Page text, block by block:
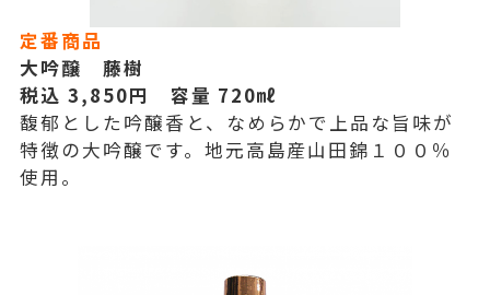
定番商品
大吟醸 藤樹
税込 3,850円 容量 720㎖
馥郁とした吟醸香と、なめらかで上品な旨味が
特徴の大吟醸です。地元高島産山田錦１００％
使用。